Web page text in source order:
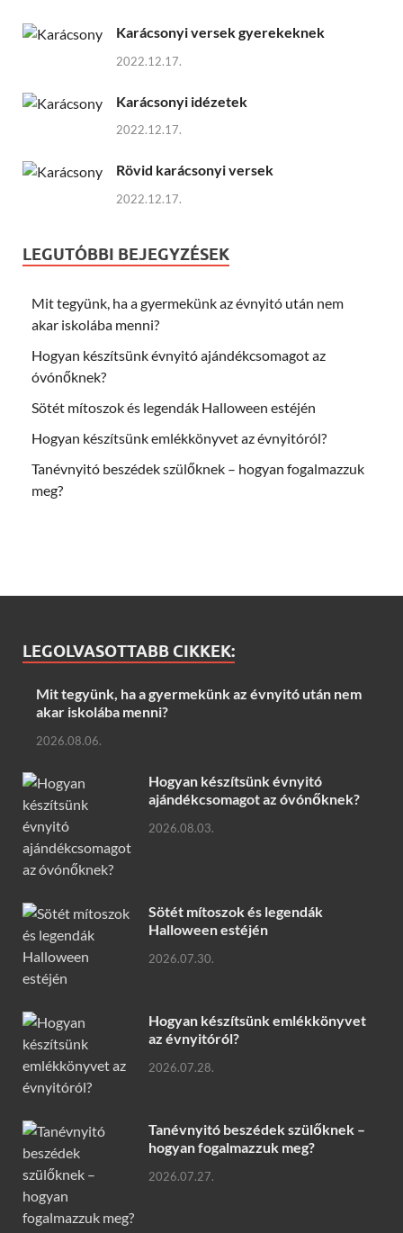
Karácsonyi versek gyerekeknek
2022.12.17.
Karácsonyi idézetek
2022.12.17.
Rövid karácsonyi versek
2022.12.17.
LEGUTÓBBI BEJEGYZÉSEK
Mit tegyünk, ha a gyermekünk az évnyitó után nem
akar iskolába menni?
Hogyan készítsünk évnyitó ajándékcsomagot az
óvónőknek?
Sötét mítoszok és legendák Halloween estéjén
Hogyan készítsünk emlékkönyvet az évnyitóról?
Tanévnyitó beszédek szülőknek – hogyan fogalmazzuk
meg?
LEGOLVASOTTABB CIKKEK:
Mit tegyünk, ha a gyermekünk az évnyitó után nem
akar iskolába menni?
2026.08.06.
Hogyan készítsünk évnyitó
ajándékcsomagot az óvónőknek?
2026.08.03.
Sötét mítoszok és legendák
Halloween estéjén
2026.07.30.
Hogyan készítsünk emlékkönyvet
az évnyitóról?
2026.07.28.
Tanévnyitó beszédek szülőknek –
hogyan fogalmazzuk meg?
2026.07.27.